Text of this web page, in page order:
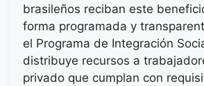
brasileños reciban este
forma programada y
el Programa de Integración
distribuye recursos a
privado que cumplan con